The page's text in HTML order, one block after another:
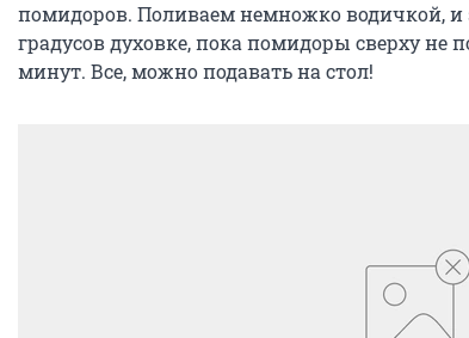
помидоров. Поливаем немножко водичкой, и
градусов духовке, пока помидоры сверху не
минут. Все, можно подавать на стол!